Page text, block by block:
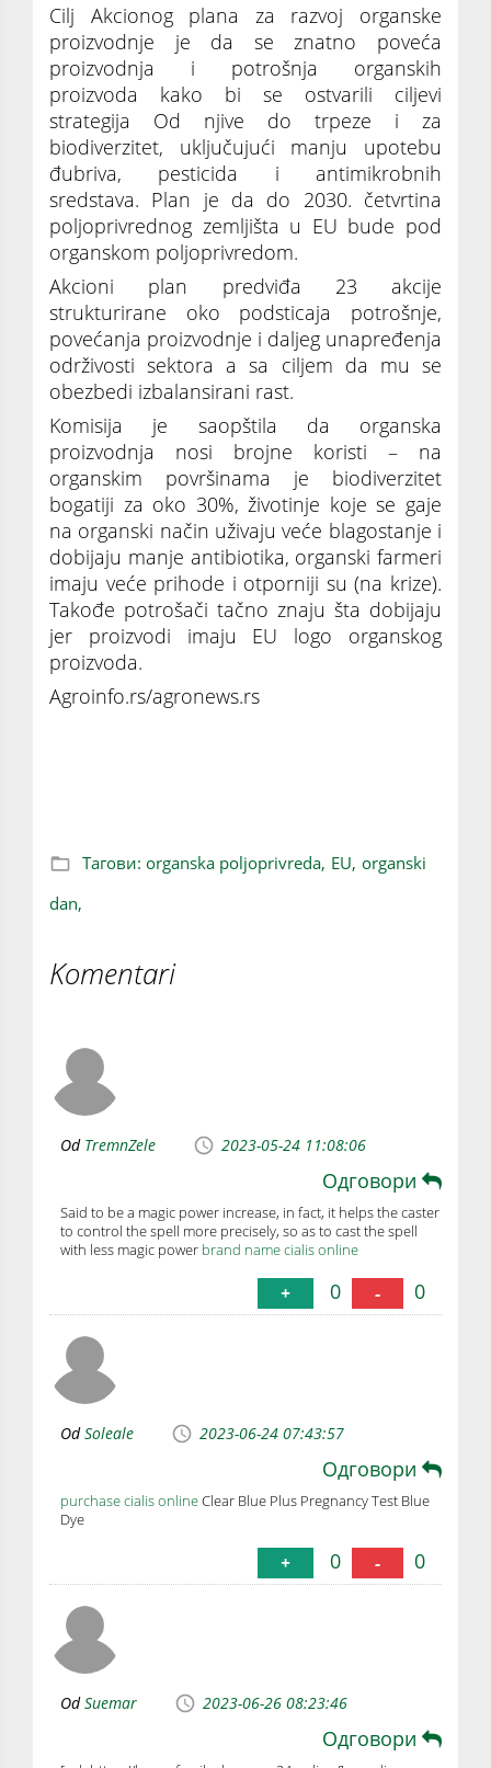
Cilj Akcionog plana za razvoj organske
proizvodnje je da se znatno poveća
proizvodnja i potrošnja organskih
proizvoda kako bi se ostvarili ciljevi
strategija Od njive do trpeze i za
biodiverzitet, uključujući manju upotebu
đubriva, pesticida i antimikrobnih
sredstava. Plan je da do 2030. četvrtina
poljoprivrednog zemljišta u EU bude pod
organskom poljoprivredom.
Akcioni plan predviđa 23 akcije
strukturirane oko podsticaja potrošnje,
povećanja proizvodnje i daljeg unapređenja
održivosti sektora a sa ciljem da mu se
obezbedi izbalansirani rast.
Komisija je saopštila da organska
proizvodnja nosi brojne koristi – na
organskim površinama je biodiverzitet
bogatiji za oko 30%, životinje koje se gaje
na organski način uživaju veće blagostanje i
dobijaju manje antibiotika, organski farmeri
imaju veće prihode i otporniji su (na krize).
Takođe potrošači tačno znaju šta dobijaju
jer proizvodi imaju EU logo organskog
proizvoda.
Agroinfo.rs/agronews.rs
Тагови: organska poljoprivreda, EU, organski
dan,
Komentari
Od TremnZele 2023-05-24 11:08:06
Одговори
Said to be a magic power increase, in fact, it helps the caster
to control the spell more precisely, so as to cast the spell
with less magic power brand name cialis online
+ 0 - 0
OdSoleale 2023-06-24 07:43:57
Одговори
purchase cialis onlineClear Blue Plus Pregnancy Test Blue
Dye
+ 0 - 0
OdSuemar 2023-06-26 08:23:46
Одговори